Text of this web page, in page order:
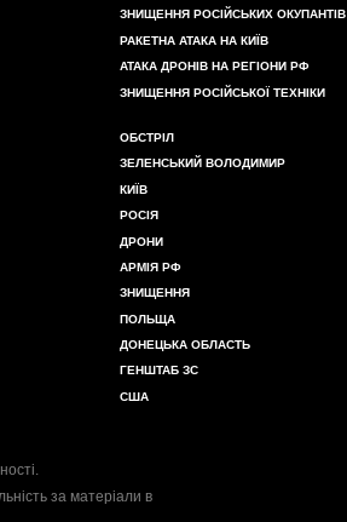
ЗНИЩЕННЯ РОСІЙСЬКИХ ОКУПАНТІВ
РАКЕТНА АТАКА НА КИЇВ
АТАКА ДРОНІВ НА РЕГІОНИ РФ
ЗНИЩЕННЯ РОСІЙСЬКОЇ ТЕХНІКИ
ОБСТРІЛ
ЗЕЛЕНСЬКИЙ ВОЛОДИМИР
КИЇВ
РОСІЯ
ДРОНИ
АРМІЯ РФ
ЗНИЩЕННЯ
ПОЛЬЩА
ДОНЕЦЬКА ОБЛАСТЬ
ГЕНШТАБ ЗС
США
.
за матеріали в